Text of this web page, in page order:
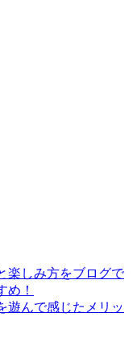
楽しみ方をブログで
め！
遊んで感じたメリッ